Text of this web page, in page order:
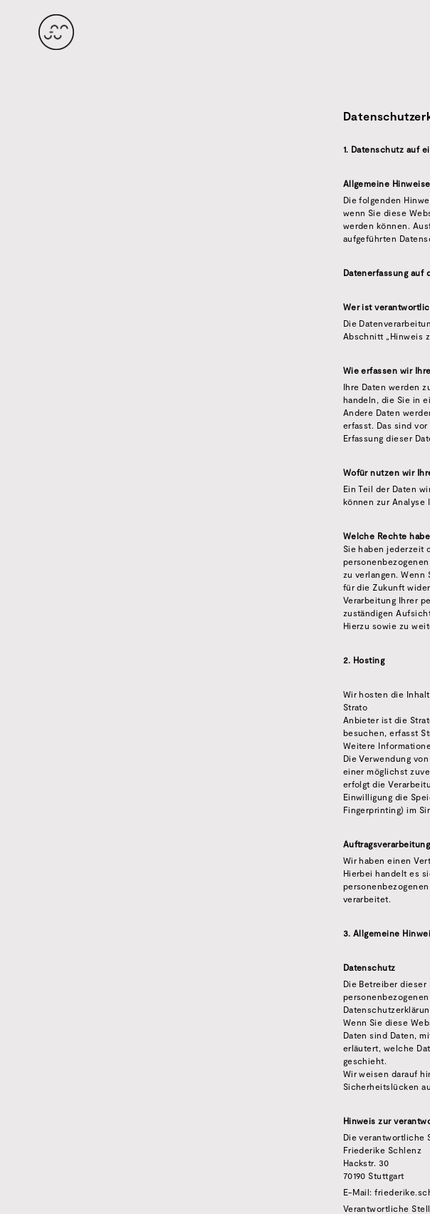
1. Datenschutz auf
Allgemeine Hinweise
Die folgenden
wenn Sie diese
werden können.
aufgeführten
Datenerfassung auf
Wer ist
Die
Abschnitt „Hinweis
Wie erfassen wir
Ihre Daten werden
handeln, die Sie in
Andere Daten
erfasst. Das sind
Erfassung dieser
Wofür nutzen wir
Ein Teil der Daten
können zur Analyse
Welche Rechte
Sie haben jederzeit
zu verlangen.
für die Zukunft
Verarbeitung Ihrer
zuständigen
Hierzu sowie zu
2. Hosting
Wir hosten die
Strato
Anbieter ist die
besuchen, erfasst
Weitere
Die Verwendung
einer möglichst
erfolgt die
Einwilligung die
Fingerprinting) im
Auftragsverarbeitung
Wir haben einen
Hierbei handelt es
verarbeitet.
3. Allgemeine
Datenschutz
Die Betreiber
Wenn Sie diese
Daten sind Daten,
erläutert, welche
geschieht.
Wir weisen darauf
Sicherheitslücken
Hinweis zur
Die verantwortliche
Friederike Schlenz
Hackstr. 30
70190 Stuttgart
E-Mail:
Verantwortliche